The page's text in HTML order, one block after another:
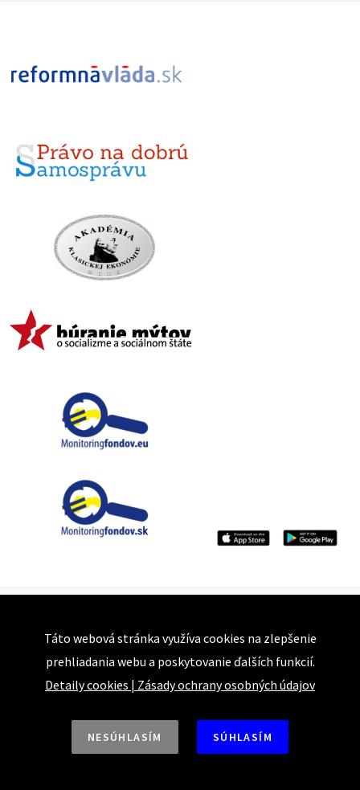
821 05 Bratislava
Táto webová stránka využíva cookies na zlepšenie
prehliadania webu a poskytovanie ďalších funkcií.
Detaily cookies | Zásady ochrany osobných údajov
NESÚHLASÍM SÚHLASÍM